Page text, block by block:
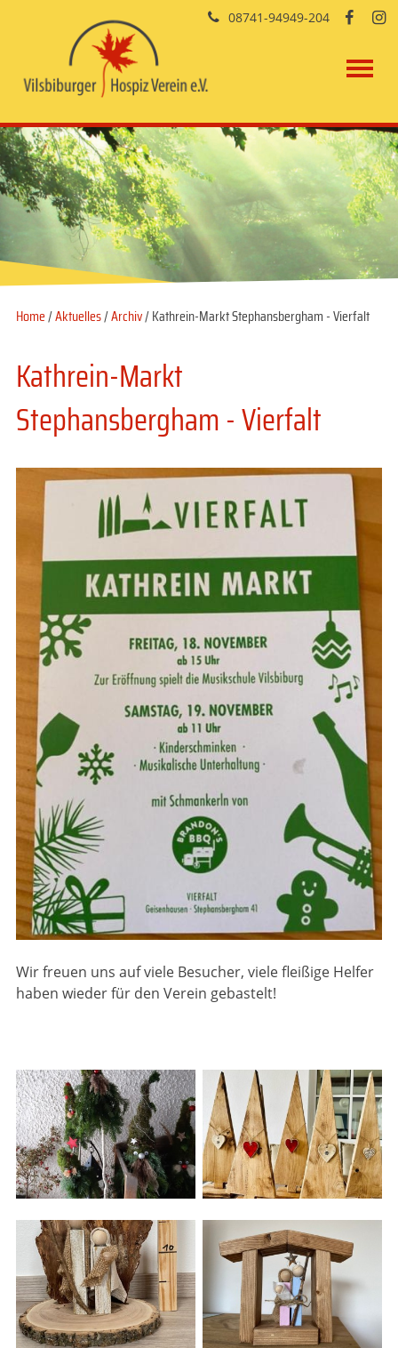
Home/Aktuelles/Archiv/ Kathrein-Markt Stephansbergham - Vierfalt
Kathrein-Markt
Stephansbergham - Vierfalt
Wir freuen uns auf viele Besucher, viele fleißige Helfer
haben wieder für den Verein gebastelt!
08741-94949-204  